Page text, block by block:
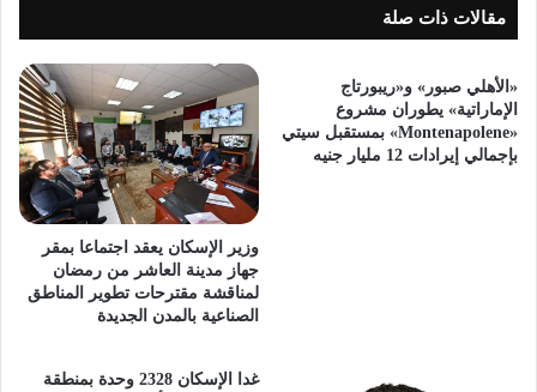
مقالات ذات صلة
«الأهلي صبور» و«ريبورتاج
الإماراتية» يطوران مشروع
«Montenapolene» بمستقبل سيتي
بإجمالي إيرادات 12 مليار جنيه
وزير الإسكان يعقد اجتماعا بمقر
جهاز مدينة العاشر من رمضان
لمناقشة مقترحات تطوير المناطق
الصناعية بالمدن الجديدة
غدا الإسكان 2328 وحدة بمنطقة